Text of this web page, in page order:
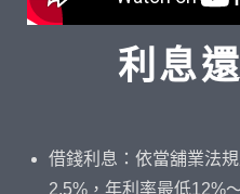
利息
借錢利息：依當舖業法
2.5%，年利率最低12%